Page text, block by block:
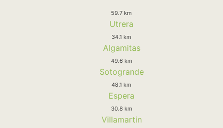
59.7 km
Utrera
34.1 km
Algamitas
49.6 km
Sotogrande
48.1 km
Espera
30.8 km
Villamartin